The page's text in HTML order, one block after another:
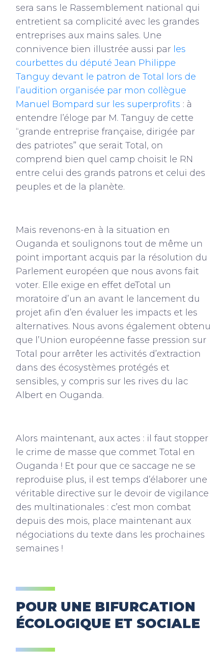
sera sans le Rassemblement national qui
entretient sa complicité avec les grandes
entreprises aux mains sales. Une
connivence bien illustrée aussi par les
courbettes du député Jean Philippe
Tanguy devant le patron de Total lors de
l’audition organisée par mon collègue
Manuel Bompard sur les superprofits : à
entendre l’éloge par M. Tanguy de cette
“grande entreprise française, dirigée par
des patriotes” que serait Total, on
comprend bien quel camp choisit le RN
entre celui des grands patrons et celui des
peuples et de la planète.
Mais revenons-en à la situation en
Ouganda et soulignons tout de même un
point important acquis par la résolution du
Parlement européen que nous avons fait
voter. Elle exige en effet deTotal un
moratoire d’un an avant le lancement du
projet afin d’en évaluer les impacts et les
alternatives. Nous avons également obtenu
que l’Union européenne fasse pression sur
Total pour arrêter les activités d’extraction
dans des écosystèmes protégés et
sensibles, y compris sur les rives du lac
Albert en Ouganda.
Alors maintenant, aux actes : il faut stopper
le crime de masse que commet Total en
Ouganda ! Et pour que ce saccage ne se
reproduise plus, il est temps d’élaborer une
véritable directive sur le devoir de vigilance
des multinationales : c’est mon combat
depuis des mois, place maintenant aux
négociations du texte dans les prochaines
semaines !
POUR UNE BIFURCATION
ÉCOLOGIQUE ET SOCIALE